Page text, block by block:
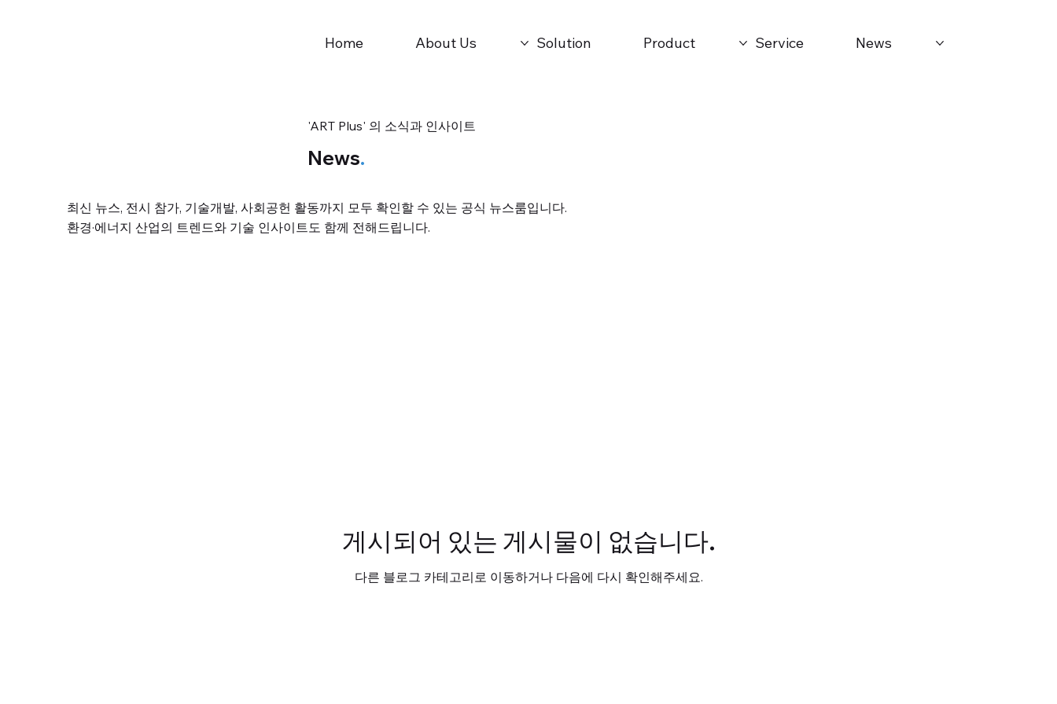
Home About Us Solution Product Service News
'ART Plus' 의 소식과 인사이트
News.
최신 뉴스, 전시 참가, 기술개발, 사회공헌 활동까지 모두 확인할 수 있는 공식 뉴스룸입니다.
환경·에너지 산업의 트렌드와 기술 인사이트도 함께 전해드립니다.
게시되어 있는 게시물이 없습니다.
다른 블로그 카테고리로 이동하거나 다음에 다시 확인해주세요.